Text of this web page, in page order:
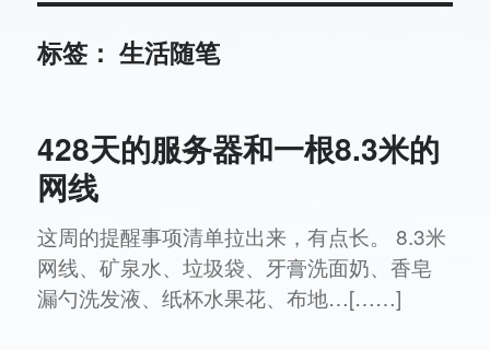
标签：生活随笔
428天的服务器和一根8.3米的
网线
这周的提醒事项清单拉出来，有点长。 8.3米
网线、矿泉水、垃圾袋、牙膏洗面奶、香皂
漏勺洗发液、纸杯水果花、布地…[……]